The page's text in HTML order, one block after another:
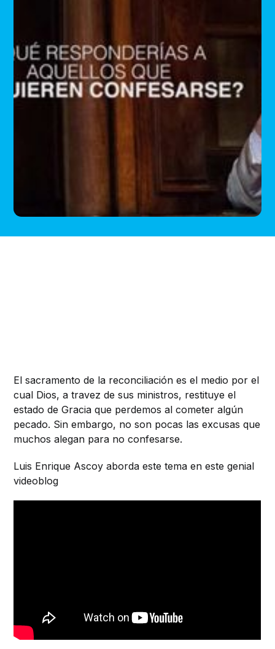
El sacramento de la reconciliación es el medio por el
cual Dios, a travez de sus ministros, restituye el
estado de Gracia que perdemos al cometer algún
pecado. Sin embargo, no son pocas las excusas que
muchos alegan para no confesarse.
Luis Enrique Ascoy aborda este tema en este genial
videoblog